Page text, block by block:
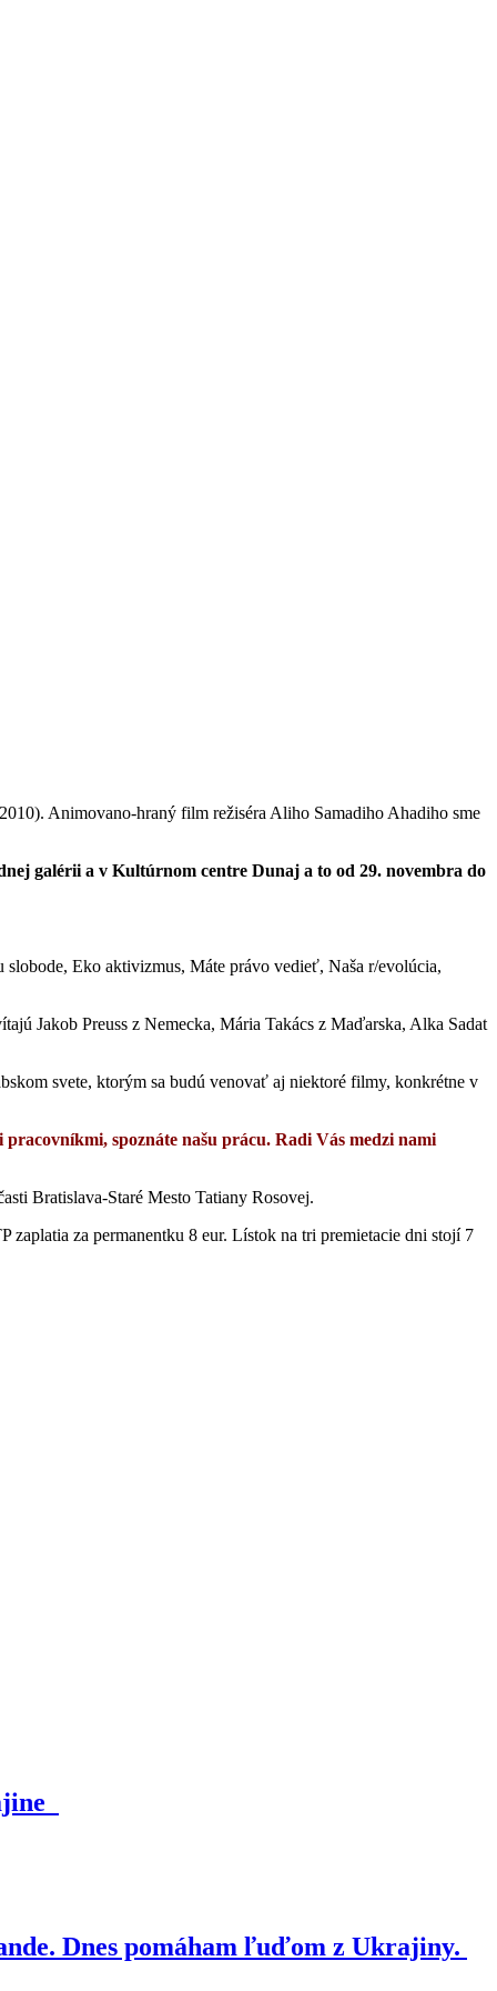
Animovano-hraný film režiséra Aliho Samadiho Ahadiho sme
galérii a v Kultúrnom centre Dunaj a to od 29. novembra do
Eko aktivizmus, Máte právo vedieť, Naša r/evolúcia,
Jakob Preuss z Nemecka, Mária Takács z Maďarska, Alka Sadat
svete, ktorým sa budú venovať aj niektoré filmy, konkrétne v
spoznáte našu prácu. Radi Vás medzi nami
Bratislava-Staré Mesto Tatiany Rosovej.
za permanentku 8 eur. Lístok na tri premietacie dni stojí 7
Dnes pomáham ľuďom z Ukrajiny.